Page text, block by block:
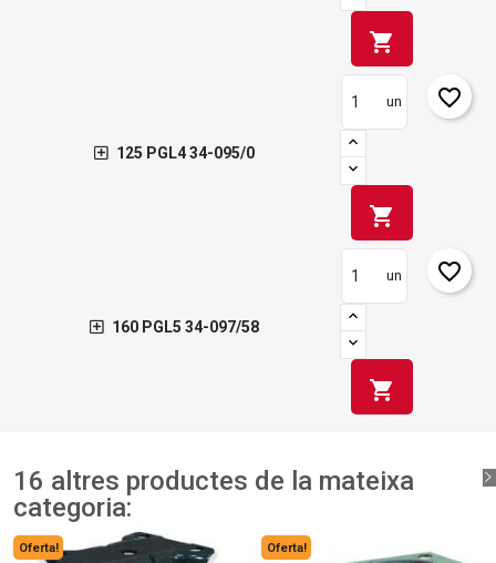
shopping_cart
125 PGL4 34-095/0
un
shopping_cart
favorite_border
160 PGL5 34-097/58
un
shopping_cart
favorite_border
16 altres productes de la mateixa
categoria:
Oferta! Oferta!